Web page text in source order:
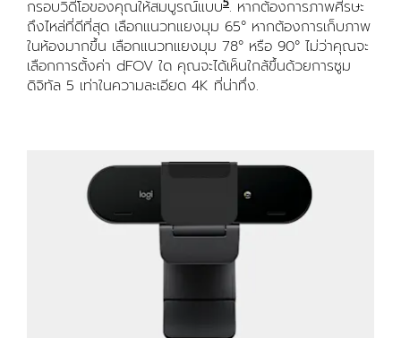
กรอบวิดีโอของคุณให้สมบูรณ์แบบ ฟีเจอร์นี้ต้องการ Logi
. หากต้องการภาพศีรษะ
ถึงไหล่ที่ดีที่สุด เลือกแนวทแยงมุม 65° หากต้องการเก็บภาพ
ในห้องมากขึ้น เลือกแนวทแยงมุม 78° หรือ 90° ไม่ว่าคุณจะ
เลือกการตั้งค่า dFOV ใด คุณจะได้เห็นใกล้ขึ้นด้วยการซูม
ดิจิทัล 5 เท่าในความละเอียด 4K ที่น่าทึ่ง.